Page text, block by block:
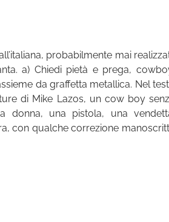
probabilmente mai
a) Chiedi pietà e prega,
da graffetta metallica. Nel
di Mike Lazos, un cow boy
una pistola, una
con qualche correzione